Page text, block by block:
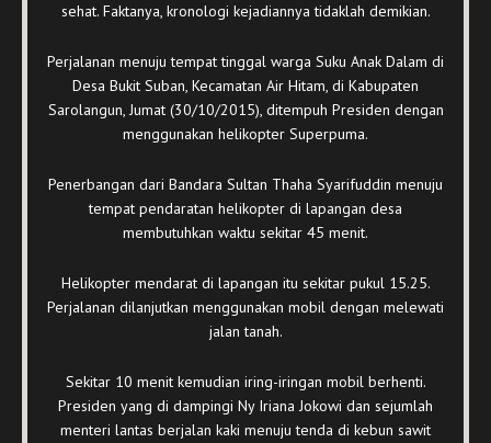
sehat. Faktanya, kronologi kejadiannya tidaklah demikian.
Perjalanan menuju tempat tinggal warga Suku Anak Dalam di
Desa Bukit Suban, Kecamatan Air Hitam, di Kabupaten
Sarolangun, Jumat (30/10/2015), ditempuh Presiden dengan
menggunakan helikopter Superpuma.
Penerbangan dari Bandara Sultan Thaha Syarifuddin menuju
tempat pendaratan helikopter di lapangan desa
membutuhkan waktu sekitar 45 menit.
Helikopter mendarat di lapangan itu sekitar pukul 15.25.
Perjalanan dilanjutkan menggunakan mobil dengan melewati
jalan tanah.
Sekitar 10 menit kemudian iring-iringan mobil berhenti.
Presiden yang di dampingi Ny Iriana Jokowi dan sejumlah
menteri lantas berjalan kaki menuju tenda di kebun sawit